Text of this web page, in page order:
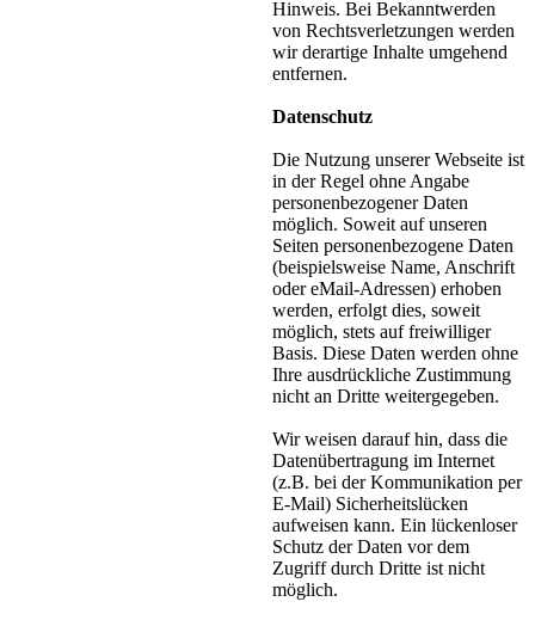
Hinweis. Bei Bekanntwerden
von Rechtsverletzungen werden
wir derartige Inhalte umgehend
entfernen.
Datenschutz
Die Nutzung unserer Webseite ist
in der Regel ohne Angabe
personenbezogener Daten
möglich. Soweit auf unseren
Seiten personenbezogene Daten
(beispielsweise Name, Anschrift
oder eMail-Adressen) erhoben
werden, erfolgt dies, soweit
möglich, stets auf freiwilliger
Basis. Diese Daten werden ohne
Ihre ausdrückliche Zustimmung
nicht an Dritte weitergegeben.
Wir weisen darauf hin, dass die
Datenübertragung im Internet
(z.B. bei der Kommunikation per
E-Mail) Sicherheitslücken
aufweisen kann. Ein lückenloser
Schutz der Daten vor dem
Zugriff durch Dritte ist nicht
möglich.